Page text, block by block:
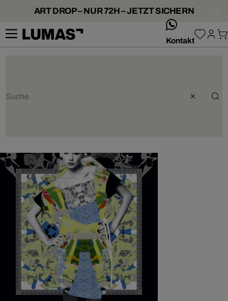
ART DROP – NUR 72H – JETZT SICHERN
Kontakt